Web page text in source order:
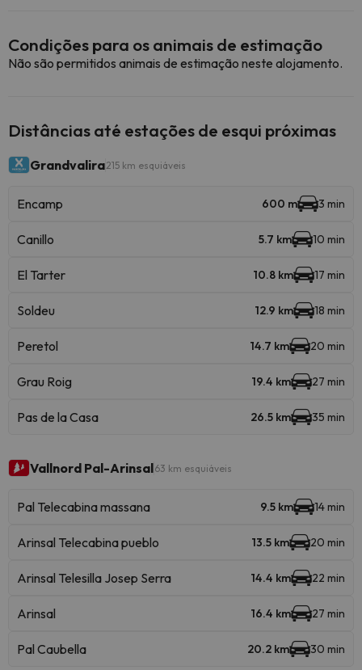
Condições para os animais de estimação
Não são permitidos animais de estimação neste alojamento.
Distâncias até estações de esqui próximas
Grandvalira215 km esquiáveis
Encamp 600 m 3 min
Canillo 5.7 km 10 min
El Tarter 10.8 km 17 min
Soldeu 12.9 km 18 min
Peretol 14.7 km 20 min
Grau Roig 19.4 km 27 min
Pas de la Casa 26.5 km 35 min
Vallnord Pal-Arinsal63 km esquiáveis
Pal Telecabina massana 9.5 km 14 min
Arinsal Telecabina pueblo 13.5 km 20 min
Arinsal Telesilla Josep Serra 14.4 km 22 min
Arinsal 16.4 km 27 min
Pal Caubella 20.2 km 30 min